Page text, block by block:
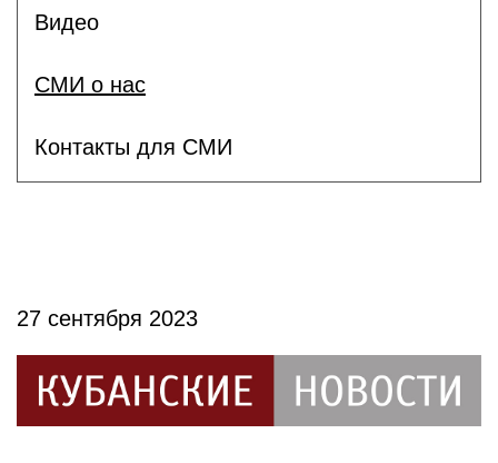
Видео
СМИ о нас
Контакты для СМИ
27 сентября 2023